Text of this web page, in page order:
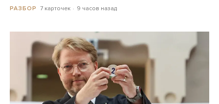
РАЗБОР 7 карточек 9 часов назад